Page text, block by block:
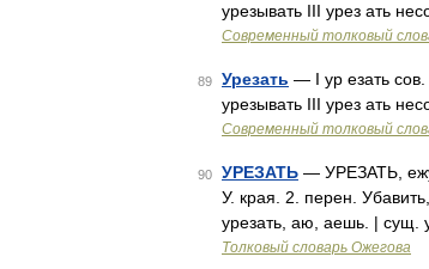
урезывать III урез ать
Современный толковый
89 Урезать — I ур езать сов.
урезывать III урез ать
Современный толковый
90 УРЕЗАТЬ — УРЕЗАТЬ,
У. края. 2. перен.
урезать, аю, аешь. | сущ.
Толковый словарь Ожегова